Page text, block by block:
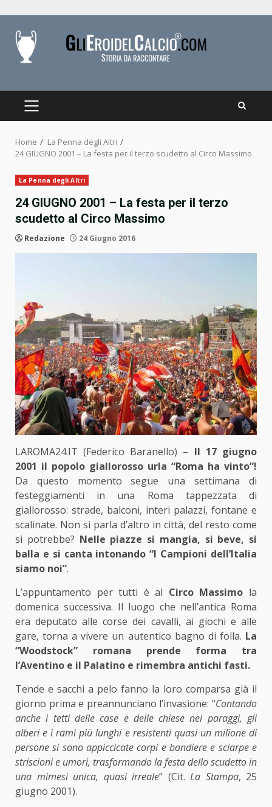
content
PRIMARY
Home
La Penna degli Altri
24 GIUGNO 2001 – La festa per il terzo scudetto al Circo Massimo
La Penna degli Altri
24 GIUGNO 2001 – La festa per il terzo
scudetto al Circo Massimo
Redazione 24 Giugno 2016
LAROMA24.IT (Federico Baranello) – Il 17 giugno
2001 il popolo giallorosso urla “Roma ha vinto”!
Da questo momento segue una settimana di
festeggiamenti in una Roma tappezzata di
giallorosso: strade, balconi, interi palazzi, fontane e
scalinate. Non si parla d’altro in città, del resto come
si potrebbe? Nelle piazze si mangia, si beve, si
balla e si canta intonando “I Campioni dell’Italia
siamo noi”.
L’appuntamento per tutti è al Circo Massimo la
domenica successiva. Il luogo che nell’antica Roma
era deputato alle corse dei cavalli, ai giochi e alle
gare, torna a vivere un autentico bagno di folla. La
“Woodstock” romana prende forma tra
l’Aventino e il Palatino e rimembra antichi fasti.
Tende e sacchi a pelo fanno la loro comparsa già il
giorno prima e preannunciano l’invasione: “Contando
anche i tetti delle case e delle chiese nei paraggi, gli
alberi e i rami più lunghi e resistenti quasi un milione di
persone si sono appiccicate corpi e bandiere e sciarpe e
striscioni e umori, trasformando la festa dello scudetto in
una mimesi unica, quasi irreale” (Cit. La Stampa, 25
giugno 2001).